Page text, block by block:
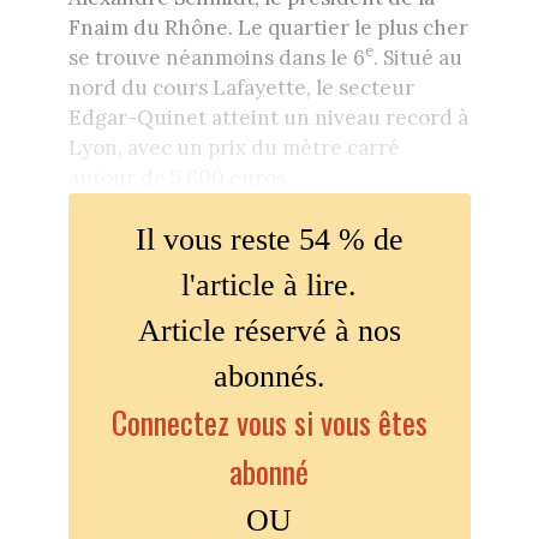
Fnaim du Rhône. Le quartier le plus cher
se trouve néanmoins dans le 6e. Situé au
nord du cours Lafayette, le secteur
Edgar-Quinet atteint un niveau record à
Lyon, avec un prix du mètre carré
Il vous reste 54 % de
l'article à lire.
Article réservé à nos
abonnés.
Connectez vous si vous êtes
abonné
OU